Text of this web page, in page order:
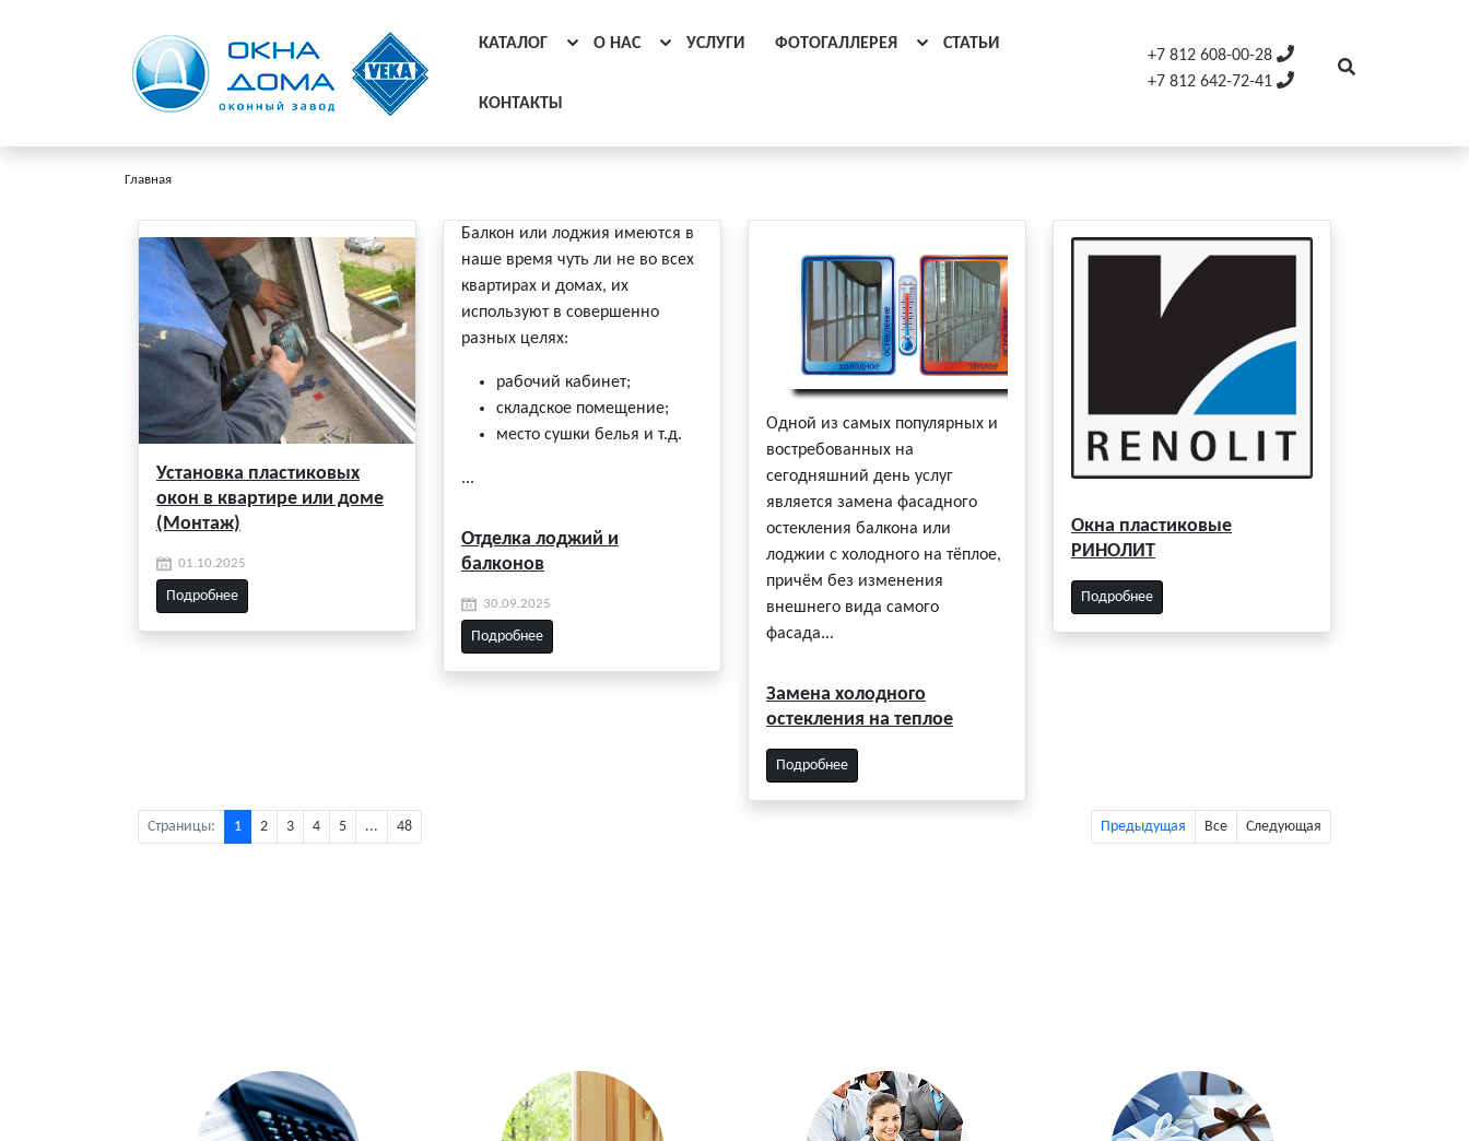
КАТАЛОГ О НАС УСЛУГИ ФОТОГАЛЛЕРЕЯ СТАТЬИ
КОНТАКТЫ
+7 812 608-00-28
+7 812 642-72-41
Главная
Установка пластиковых
окон в квартире или доме
(Монтаж)
01.10.2025
Подробнее
Балкон или лоджия имеются в
наше время чуть ли не во всех
квартирах и домах, их
используют в совершенно
разных целях:
рабочий кабинет;
складское помещение;
место сушки белья и т.д.
...
Отделка лоджий и
балконов
30.09.2025
Подробнее
Одной из самых популярных и
востребованных на
сегодняшний день услуг
является замена фасадного
остекления балкона или
лоджии с холодного на тёплое,
причём без изменения
внешнего вида самого
фасада...
Замена холодного
остекления на теплое
Подробнее
Окна пластиковые
РИНОЛИТ
Подробнее
Страницы: 1 2 3 4 5 ... 48 Предыдущая Все Следующая